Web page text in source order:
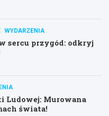
WYDARZENIA
sercu przygód: odkryj
Ludowej: Murowana
świata!